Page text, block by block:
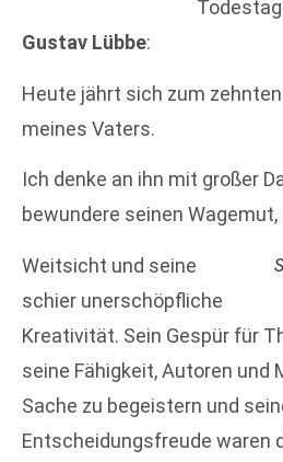
Gustav Lübbe:
Heute jährt sich zum
meines Vaters.
Ich denke an ihn mit großer
bewundere seinen Wagemut,
Weitsicht und seine
schier unerschöpfliche
Kreativität. Sein Gespür für
seine Fähigkeit, Autoren und
Sache zu begeistern und
Entscheidungsfreude waren